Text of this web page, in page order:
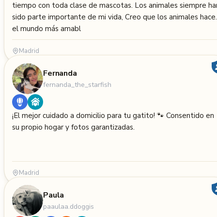
tiempo con toda clase de mascotas. Los animales siempre
sido parte importante de mi vida, Creo que los animales
el mundo más amabl
Madrid
Fernanda
fernanda_the_starfish
¡El mejor cuidado a domicilio para tu gatito! 🐾 Consentido en
su propio hogar y fotos garantizadas.
Madrid
Paula
paaulaa.ddoggis